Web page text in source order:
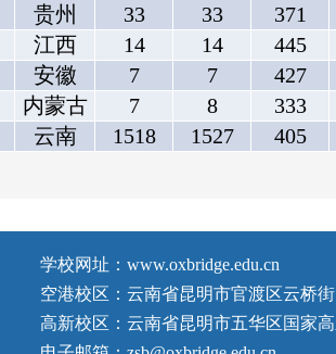
贵州 33 33 371
江西 14 14 445
安徽 7 7 427
内蒙古 7 8 333
云南 1518 1527 405
学校网址：www.oxbridge.edu.cn
空港校区：云南省昆明市官渡区云桥
高新校区：云南省昆明市五华区国家